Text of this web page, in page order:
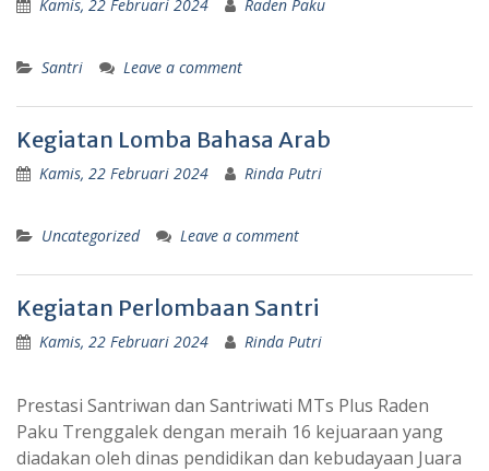
Kamis, 22 Februari 2024 Raden Paku
Santri Leave a comment
Kegiatan Lomba Bahasa Arab
Kamis, 22 Februari 2024 Rinda Putri
Uncategorized Leave a comment
Kegiatan Perlombaan Santri
Kamis, 22 Februari 2024 Rinda Putri
Prestasi Santriwan dan Santriwati MTs Plus Raden
Paku Trenggalek dengan meraih 16 kejuaraan yang
diadakan oleh dinas pendidikan dan kebudayaan Juara